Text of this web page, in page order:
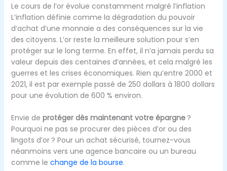
Le cours de l’or évolue constamment malgré l’inflation
L’inflation définie comme la dégradation du pouvoir
d’achat d’une monnaie a des conséquences sur la vie
des citoyens. L’or reste la meilleure solution pour s’en
protéger sur le long terme. En effet, il n’a jamais perdu sa
valeur depuis des centaines d’années, et cela malgré les
guerres et les crises économiques. Rien qu’entre 2000 et
2021, il est par exemple passé de 250 dollars à 1800 dollars
pour une évolution de 600 % environ.
Envie de protéger dès maintenant votre épargne?
Pourquoi ne pas se procurer des pièces d’or ou des
lingots d’or ? Pour un achat sécurisé, tournez-vous
néanmoins vers une agence bancaire ou un bureau
comme le change de la bourse.